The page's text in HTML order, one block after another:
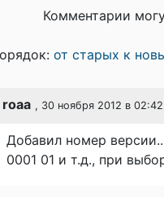
Комментарии
от старых к
roaa , 30 ноября 2012 в 02:42
Добавил номер
0001 01 и т.д., при